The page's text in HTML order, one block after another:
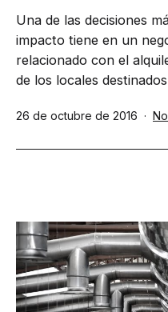
Una de las decisiones
impacto tiene en un
relacionado con el
de los locales
Publicada
26 de octubre de 2016